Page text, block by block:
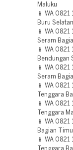
Maluku
📱 WA
Buru
📱 WA
Seram
📱 WA
Bendungan
📱 WA
Seram
📱 WA
Tenggara
📱 WA
Tenggara
📱 WA
Bagian
📱 WA
Tenggara